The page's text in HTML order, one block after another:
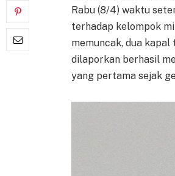
Rabu (8/4) waktu
terhadap kelompok
memuncak, dua kapal
dilaporkan berhasil
yang pertama sejak